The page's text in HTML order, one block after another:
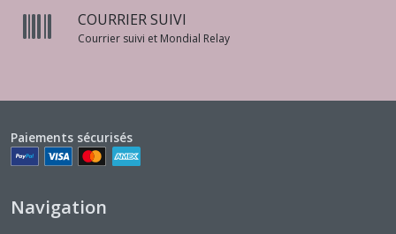
COURRIER SUIVI
Courrier suivi et Mondial Relay
Paiements sécurisés
Navigation